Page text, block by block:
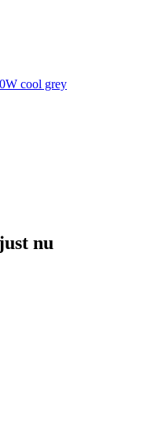
cool grey
just nu